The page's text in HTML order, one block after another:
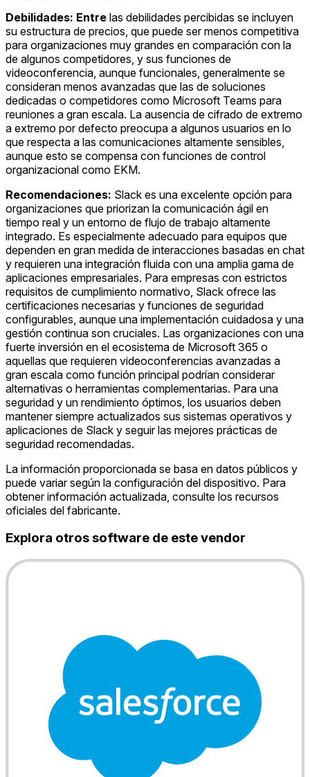
Debilidades: Entre las debilidades percibidas se incluyen
su estructura de precios, que puede ser menos competitiva
para organizaciones muy grandes en comparación con la
de algunos competidores, y sus funciones de
videoconferencia, aunque funcionales, generalmente se
consideran menos avanzadas que las de soluciones
dedicadas o competidores como Microsoft Teams para
reuniones a gran escala. La ausencia de cifrado de extremo
a extremo por defecto preocupa a algunos usuarios en lo
que respecta a las comunicaciones altamente sensibles,
aunque esto se compensa con funciones de control
organizacional como EKM.
Recomendaciones: Slack es una excelente opción para
organizaciones que priorizan la comunicación ágil en
tiempo real y un entorno de flujo de trabajo altamente
integrado. Es especialmente adecuado para equipos que
dependen en gran medida de interacciones basadas en chat
y requieren una integración fluida con una amplia gama de
aplicaciones empresariales. Para empresas con estrictos
requisitos de cumplimiento normativo, Slack ofrece las
certificaciones necesarias y funciones de seguridad
configurables, aunque una implementación cuidadosa y una
gestión continua son cruciales. Las organizaciones con una
fuerte inversión en el ecosistema de Microsoft 365 o
aquellas que requieren videoconferencias avanzadas a
gran escala como función principal podrían considerar
alternativas o herramientas complementarias. Para una
seguridad y un rendimiento óptimos, los usuarios deben
mantener siempre actualizados sus sistemas operativos y
aplicaciones de Slack y seguir las mejores prácticas de
seguridad recomendadas.
La información proporcionada se basa en datos públicos y
puede variar según la configuración del dispositivo. Para
obtener información actualizada, consulte los recursos
oficiales del fabricante.
Explora otros software de este vendor